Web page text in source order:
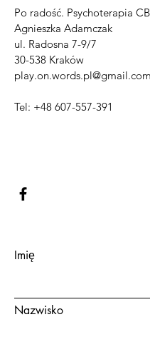
Po radość. Psychoterapia
Agnieszka Adamczak
ul. Radosna 7-9/7
30-538 Kraków
play.on.words.pl@gmail.com
Tel: +48 607-557-391
Imię
Nazwisko